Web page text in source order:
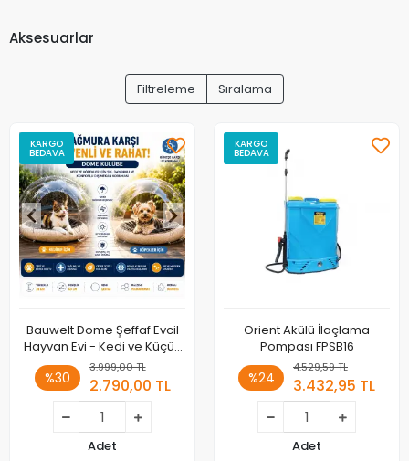
Aksesuarlar
Filtreleme Sıralama
KARGO
BEDAVA
Bauwelt Dome Şeffaf Evcil
Hayvan Evi - Kedi ve Küçük
Irk Köpekler İçin Demonte
Yaşam Alanı
%30
3.999,00 TL
2.790,00 TL
Adet
KARGO
BEDAVA
Orient Akülü İlaçlama
Pompası FPSB16
%24
4.529,59 TL
3.432,95 TL
Adet